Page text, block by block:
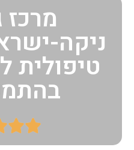
מרכז
ניקה-
טיפולית

